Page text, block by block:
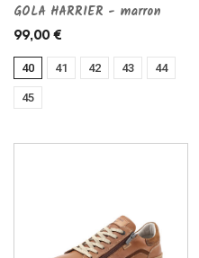
GOLA HARRIER - marron
99,00 €
40 41 42 43 44
45